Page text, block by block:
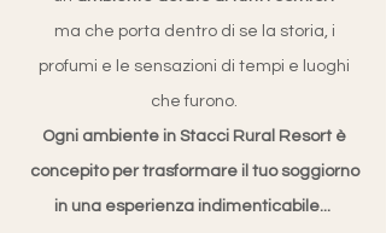
ma che porta dentro di se la storia, i
profumi e le sensazioni di tempi e luoghi
che furono.
Ogni ambiente in Stacci Rural Resort è
concepito per trasformare il tuo soggiorno
in una esperienza indimenticabile...